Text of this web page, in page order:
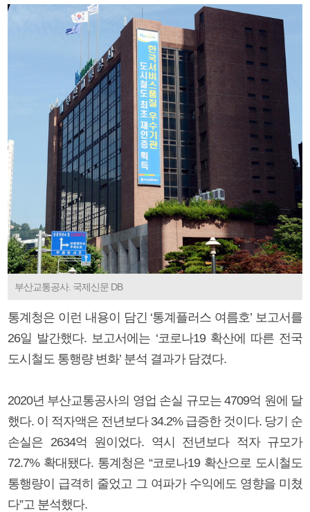
부산교통공사. 국제신문 DB
통계청은 이런 내용이 담긴 ‘통계플러스 여름호’ 보고서를
26일 발간했다. 보고서에는 ‘코로나19 확산에 따른 전국
도시철도 통행량 변화’ 분석 결과가 담겼다.
2020년 부산교통공사의 영업 손실 규모는 4709억 원에 달
했다. 이 적자액은 전년보다 34.2% 급증한 것이다. 당기 순
손실은 2634억 원이었다. 역시 전년보다 적자 규모가
72.7% 확대됐다. 통계청은 “코로나19 확산으로 도시철도
통행량이 급격히 줄었고 그 여파가 수익에도 영향을 미쳤
다”고 분석했다.